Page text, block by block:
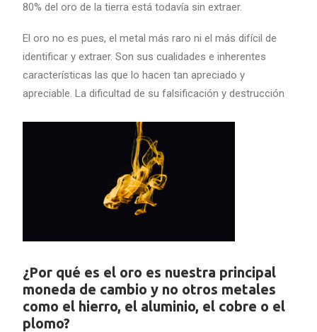
80% del oro de la tierra está todavía sin extraer.
El oro no es pues, el metal más raro ni el más difícil de
identificar y extraer. Son sus cualidades e inherentes
características las que lo hacen tan apreciado y
apreciable. La dificultad de su falsificación y destrucción
¿Por qué es el oro es nuestra principal
moneda de cambio y no otros metales
como el hierro, el aluminio, el cobre o el
plomo?